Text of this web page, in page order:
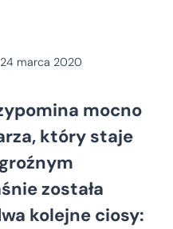
24 marca 2020
mocno
który staje
została
kolejne ciosy: